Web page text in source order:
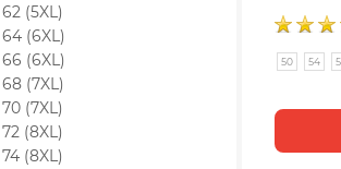
62 (5XL)
64 (6XL)
66 (6XL)
68 (7XL)
70 (7XL)
72 (8XL)
74 (8XL)
50 54